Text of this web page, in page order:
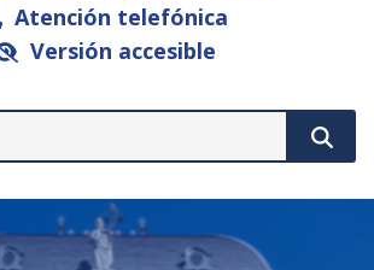
Atención telefónica
Versión accesible